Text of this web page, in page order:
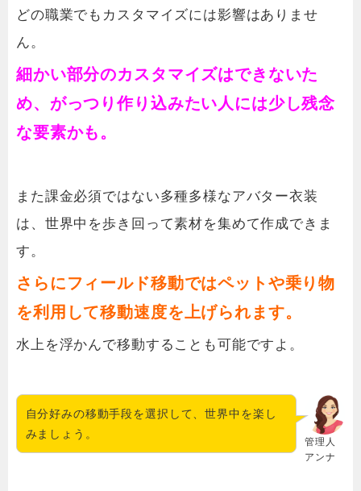
どの職業でもカスタマイズには影響はありませ
ん。
細かい部分のカスタマイズはできないた
め、がっつり作り込みたい人には少し残念
な要素かも。
また課金必須ではない多種多様なアバター衣装
は、世界中を歩き回って素材を集めて作成できま
す。
さらにフィールド移動ではペットや乗り物
を利用して移動速度を上げられます。
水上を浮かんで移動することも可能ですよ。
管理人
アンナ
自分好みの移動手段を選択して、世界中を楽し
みましょう。